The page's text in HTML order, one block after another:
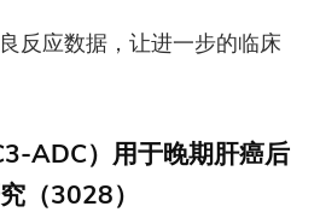
反应数据，让进一步的临床
ADC）用于晚期肝癌后
（3028）